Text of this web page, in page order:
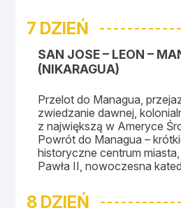
7 DZIEŃ
SAN JOSE – LEON –
(NIKARAGUA)
Przelot do Managua,
zwiedzanie dawnej,
z największą w Ameryce
Powrót do Managua –
historyczne centrum
Pawła II, nowoczesna
8 DZIEŃ